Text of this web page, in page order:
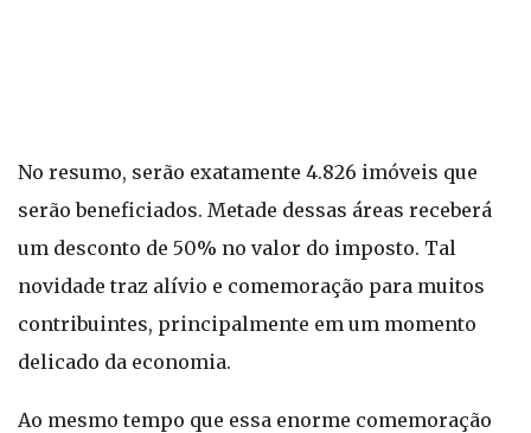
No resumo, serão exatamente 4.826 imóveis que
serão beneficiados. Metade dessas áreas receberá
um desconto de 50% no valor do imposto. Tal
novidade traz alívio e comemoração para muitos
contribuintes, principalmente em um momento
delicado da economia.
Ao mesmo tempo que essa enorme comemoração